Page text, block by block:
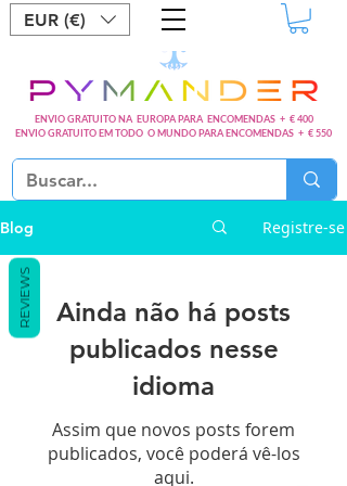
ENVIO GRATUITO NA EUROPA PARA ENCOMENDAS + € 400
ENVIO GRATUITO EM TODO O MUNDO PARA ENCOMENDAS + € 550
EUR (€)
Blog Registre-se
Ainda não há posts
publicados nesse
idioma
Assim que novos posts forem
publicados, você poderá vê-los
aqui.
REVIEWS